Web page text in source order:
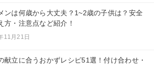
ンは何歳から大丈夫？1~2歳の子供は？安全
方・注意点など紹介！
11月21日
献立に合うおかずレシピ51選！付け合わせ・